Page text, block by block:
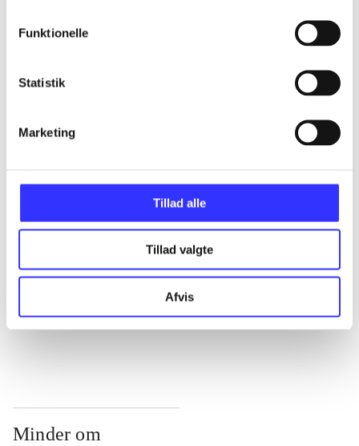
Funktionelle
Statistik
Marketing
Tillad alle
Tillad valgte
Afvis
Artikler
...
Minder om